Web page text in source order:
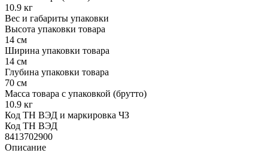
10.9 кг
Вес и габариты упаковки
Высота упаковки товара
14 см
Ширина упаковки товара
14 см
Глубина упаковки товара
70 см
Масса товара с упаковкой (брутто)
10.9 кг
Код ТН ВЭД и маркировка ЧЗ
Код ТН ВЭД
8413702900
Описание